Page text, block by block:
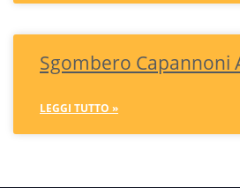
Sgombero Capannoni
LEGGI TUTTO »